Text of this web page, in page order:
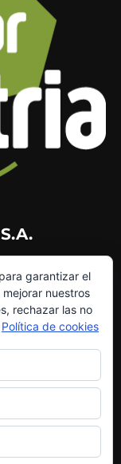
garantizar el
nuestros
rechazar las no
Política de cookies